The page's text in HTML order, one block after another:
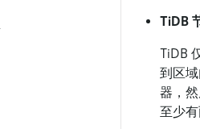
TiDB
TiDB
到区
器，
至少